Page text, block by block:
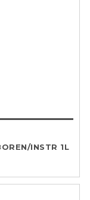
INSTR 1L